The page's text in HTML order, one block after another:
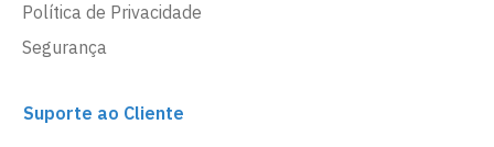
Política de Privacidade
Segurança
Suporte ao Cliente